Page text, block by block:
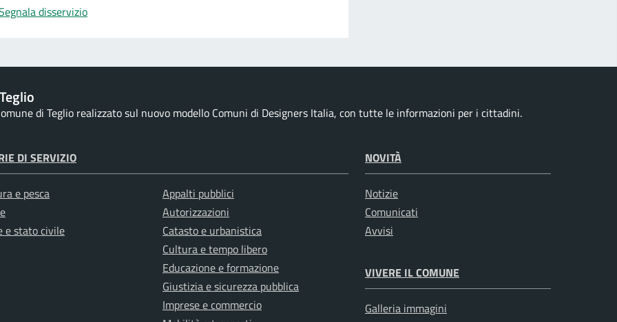
disservizio
di Teglio realizzato sul nuovo modello Comuni di Designers Italia, con tutte le informazioni per i cittadini.
DI SERVIZIO
e pesca
e stato civile
Appalti pubblici
Autorizzazioni
Catasto e urbanistica
Cultura e tempo libero
Educazione e formazione
Giustizia e sicurezza pubblica
Imprese e commercio
NOVITÀ
Notizie
Comunicati
Avvisi
VIVERE IL COMUNE
Galleria immagini